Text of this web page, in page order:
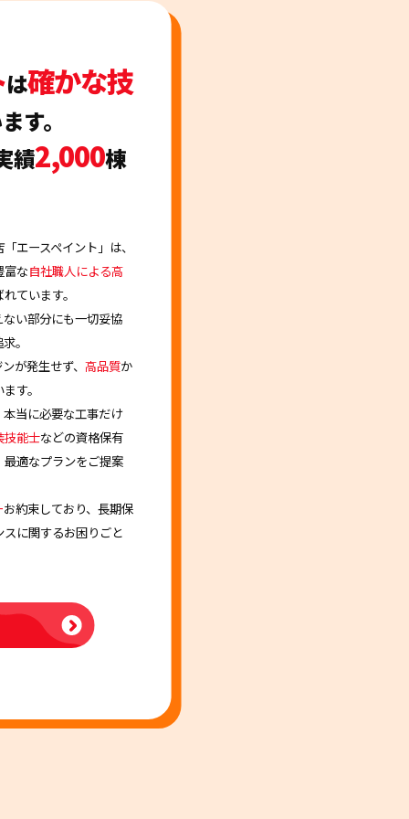
は確かな技
す。
績2,000棟
エースペイント」は、
富な自社職人による高
ています。
い部分にも一切妥協
。
が発生せず、 高品質か
す。
当に必要な工事だけ
技能士などの資格保有
適なプランをご提案
お約束しており、長期保
に関するお困りごと